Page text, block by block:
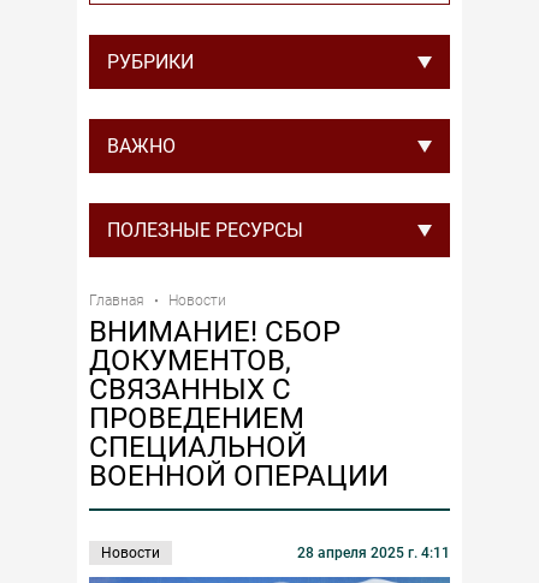
Главная Новости
ВНИМАНИЕ! СБОР
ДОКУМЕНТОВ,
СВЯЗАННЫХ С
ПРОВЕДЕНИЕМ
СПЕЦИАЛЬНОЙ
ВОЕННОЙ ОПЕРАЦИИ
Новости 28 апреля 2025 г. 4:11
РУБРИКИ
ВАЖНО
ПОЛЕЗНЫЕ РЕСУРСЫ